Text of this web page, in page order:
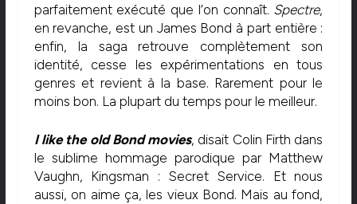
parfaitement exécuté que l’on connaît. Spectre,
en revanche, est un James Bond à part entière :
enfin, la saga retrouve complètement son
identité, cesse les expérimentations en tous
genres et revient à la base. Rarement pour le
moins bon. La plupart du temps pour le meilleur.
I like the old Bond movies, disait Colin Firth dans
le sublime hommage parodique par Matthew
Vaughn, Kingsman : Secret Service. Et nous
aussi, on aime ça, les vieux Bond. Mais au fond,